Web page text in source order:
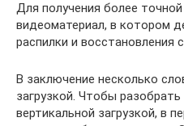
Для получения более
видеоматериал, в котором
распилки и восстановления
В заключение несколько
загрузкой. Чтобы
вертикальной загрузкой, в